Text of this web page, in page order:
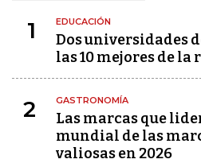
1 EDUCACIÓN
Dos universidades
las 10 mejores de la
2 GASTRONOMÍA
Las marcas que
mundial de las
valiosas en 2026